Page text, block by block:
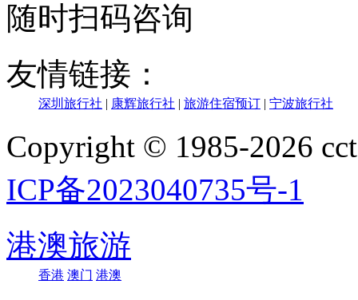
随时扫码咨询
友情链接：
深圳旅行社 | 康辉旅行社 | 旅游住宿预订 | 宁波旅行社
Copyright © 1985-2026
ICP备2023040735号-1
港澳旅游
香港 澳门 港澳